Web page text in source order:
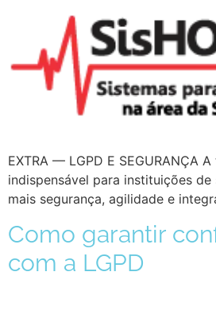
EXTRA — LGPD E SEGURANÇA
indispensável para instituições de
mais segurança, agilidade e
Como garantir
com a LGPD